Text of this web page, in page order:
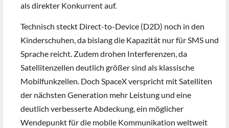
als direkter Konkurrent auf.
Technisch steckt Direct-to-Device (D2D) noch in den
Kinderschuhen, da bislang die Kapazität nur für SMS und
Sprache reicht. Zudem drohen Interferenzen, da
Satellitenzellen deutlich größer sind als klassische
Mobilfunkzellen. Doch SpaceX verspricht mit Satelliten
der nächsten Generation mehr Leistung und eine
deutlich verbesserte Abdeckung, ein möglicher
Wendepunkt für die mobile Kommunikation weltweit